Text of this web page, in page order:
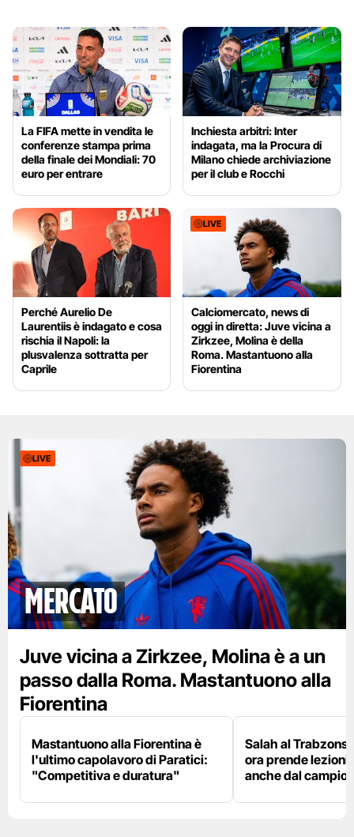
La FIFA mette in vendita le
conferenze stampa prima
della finale dei Mondiali: 70
euro per entrare
Inchiesta arbitri: Inter
indagata, ma la Procura di
Milano chiede archiviazione
per il club e Rocchi
Perché Aurelio De
Laurentiis è indagato e cosa
rischia il Napoli: la
plusvalenza sottratta per
Caprile
LIVE
Calciomercato, news di
oggi in diretta: Juve vicina a
Zirkzee, Molina è della
Roma. Mastantuono alla
Fiorentina
LIVE
mercato
Juve vicina a Zirkzee, Molina è a un
passo dalla Roma. Mastantuono alla
Fiorentina
Mastantuono alla Fiorentina è
l'ultimo capolavoro di Paratici:
"Competitiva e duratura"
Salah al
ora prende lezioni
anche dal